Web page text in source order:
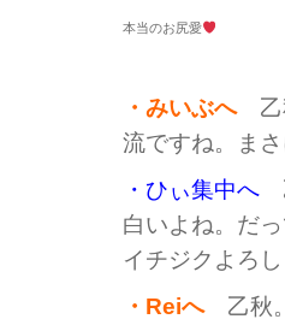
本当のお尻愛
・みいぶへ乙
流ですね。ま
・ひぃ集中へ
白いよね。だ
イチジクよろし
・Reiへ乙秋。